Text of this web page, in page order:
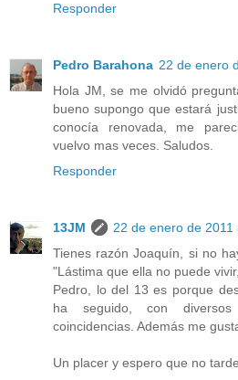
Responder
Pedro Barahona 22 de enero
Hola JM, se me olvidó
bueno supongo que estará
conocía renovada, me
vuelvo mas veces. Saludos.
Responder
13JM
22 de enero de 2011
Tienes razón Joaquín, si no
"Lástima que ella no puede
Pedro, lo del 13 es porque
ha seguido, con
coincidencias. Además me
Un placer y espero que no